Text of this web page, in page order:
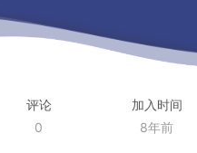
评论
0
加入时间
8年前